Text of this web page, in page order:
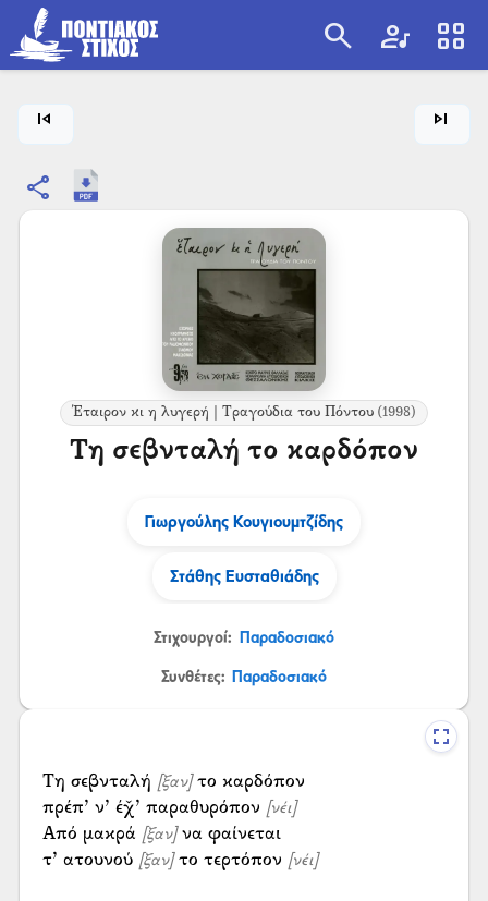
search artist view_cozy
skip_previous skip_next
share
Έταιρον κι η λυγερή | Τραγούδια του Πόντου (1998)
Τη σεβνταλή το καρδόπον
Γιωργούλης Κουγιουμτζίδης
Στάθης Ευσταθιάδης
Στιχουργοί: Παραδοσιακό
Συνθέτες: Παραδοσιακό
Τη σεβνταλή [ξαν]το καρδόπον
πρέπ’ ν’ έχ̌’ παραθυρόπον [νέι]
Από μακρά [ξαν]να φαίνεται
τ’ ατουνού [ξαν]το τερτόπον [νέι]